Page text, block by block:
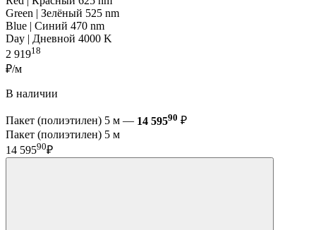
Green | Зелёный 525 nm
Blue | Синий 470 nm
Day | Дневной 4000 K
2 91918
₽/м
В наличии
Пакет (полиэтилен) 5 м — 14 59590 ₽
Пакет (полиэтилен) 5 м
14 59590₽